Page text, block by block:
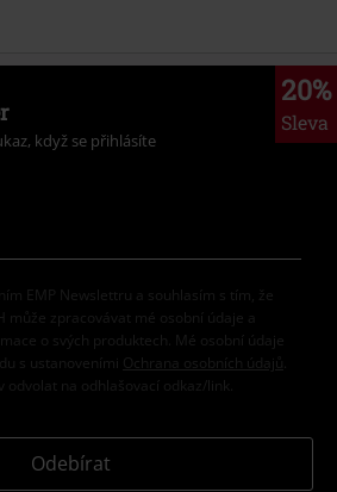
20%
Sleva
když se přihlásíte
EMP Newslettru a souhlasím s tím, že
může zpracovávat mé osobní údaje a
o svých produktech. Mé osobní údaje
s ustanoveními
Ochrana osobních údajů
odvolat na odhlašovací odkaz/link.
Odebírat